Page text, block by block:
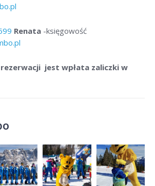
Renata -księgowość
jest wpłata zaliczki w